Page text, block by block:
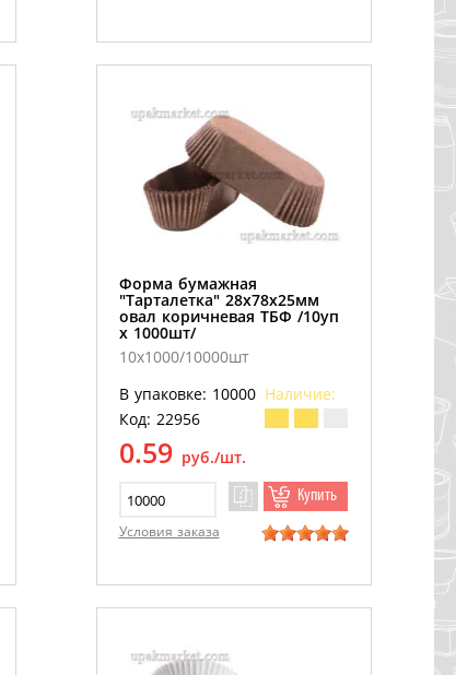
Форма бумажная
"Тарталетка" 28х78х25мм
овал коричневая ТБФ /10уп
х 1000шт/
10х1000/10000шт
В упаковке: 10000 Наличие:
Код: 22956
0.59 руб./шт.
Купить
Условия заказа